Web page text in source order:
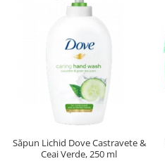
Săpun Lichid Dove Castravete &
Ceai Verde, 250 ml